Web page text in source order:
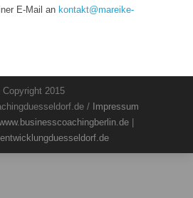
E-Mail an kontakt@mareike-
Copyright 2015
/ Impressum
|